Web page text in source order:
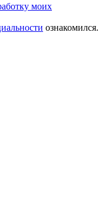
моих
ознакомился.